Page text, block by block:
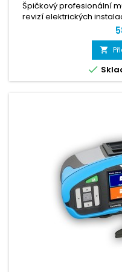
Špičkový profesionální
revizí elektrických
sestavě Euro Set má

